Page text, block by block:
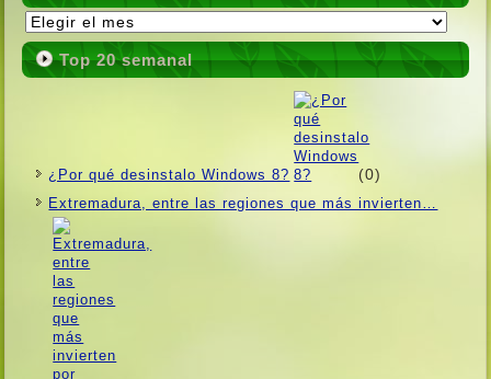
Publicaciones
Top 20 semanal
¿Por qué desinstalo Windows 8? (0)
Extremadura, entre las regiones que más invierten…